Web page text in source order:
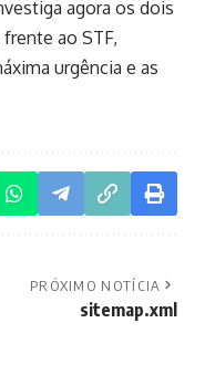
agora os dois
ao STF,
urgência e as
PRÓXIMO NOTÍCIA
sitemap.xml